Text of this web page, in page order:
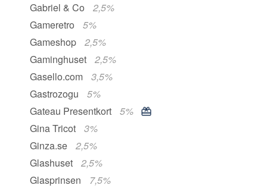
Gabriel & Co
2,5%
Gameretro
5%
Gameshop
2,5%
Gaminghuset
2,5%
Gasello.com
3,5%
Gastrozogu
5%
Gateau Presentkort
5%
Gina Tricot
3%
Ginza.se
2,5%
Glashuset
2,5%
Glasprinsen
7,5%